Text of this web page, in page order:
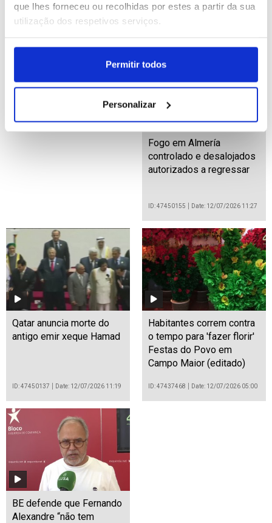
que lhes forneceu ou recolhidas por estes a partir da sua
utilização dos respetivos serviços.
Permitir todos
Personalizar
suspensão de companhia
aérea
ID: 47450167
Fogo em Almería
controlado e desalojados
autorizados a regressar
ID: 47450155 Date: 12/07/2026 11:27
Qatar anuncia morte do
antigo emir xeque Hamad
ID: 47450137 Date: 12/07/2026 11:19
Habitantes correm contra
o tempo para 'fazer florir'
Festas do Povo em
Campo Maior (editado)
ID: 47437468 Date: 12/07/2026 05:00
BE defende que Fernando
Alexandre “não tem